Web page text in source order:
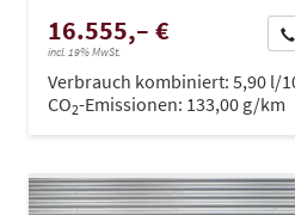
16.555,– €
incl. 19% MwSt.
Verbrauch kombiniert: 5,90 l/
CO2-Emissionen: 133,00 g/km